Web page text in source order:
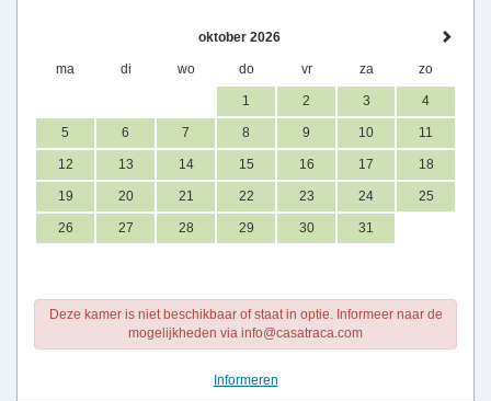
oktober 2026
ma di wo do vr za zo
1 2 3 4
5 6 7 8 9 10 11
12 13 14 15 16 17 18
19 20 21 22 23 24 25
26 27 28 29 30 31
Deze kamer is niet beschikbaar of staat in optie. Informeer naar de
mogelijkheden via info@casatraca.com
Informeren